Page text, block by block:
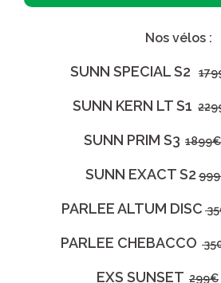
Nos vélos :
SUNN SPECIAL S2
SUNN KERN LT S1
SUNN PRIM S3 1899€
SUNN EXACT S2
PARLEE ALTUM DISC
PARLEE CHEBACCO
EXS SUNSET 299€